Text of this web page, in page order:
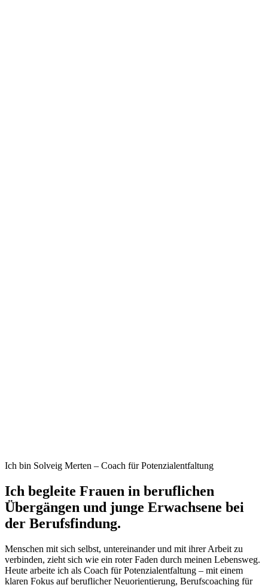
Ich bin Solveig Merten – Coach für Potenzialentfaltung
Ich begleite Frauen in beruflichen
Übergängen und junge Erwachsene bei
der Berufsfindung.
Menschen mit sich selbst, untereinander und mit ihrer Arbeit zu
verbinden, zieht sich wie ein roter Faden durch meinen Lebensweg.
Heute arbeite ich als Coach für Potenzialentfaltung – mit einem
klaren Fokus auf beruflicher Neuorientierung, Berufscoaching für